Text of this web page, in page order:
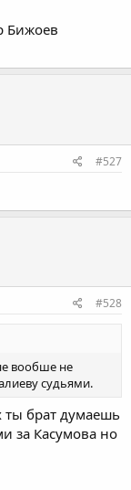
Бижоев
#527
#528
вообше не
судьями.
ты брат думаешь
за Касумова но